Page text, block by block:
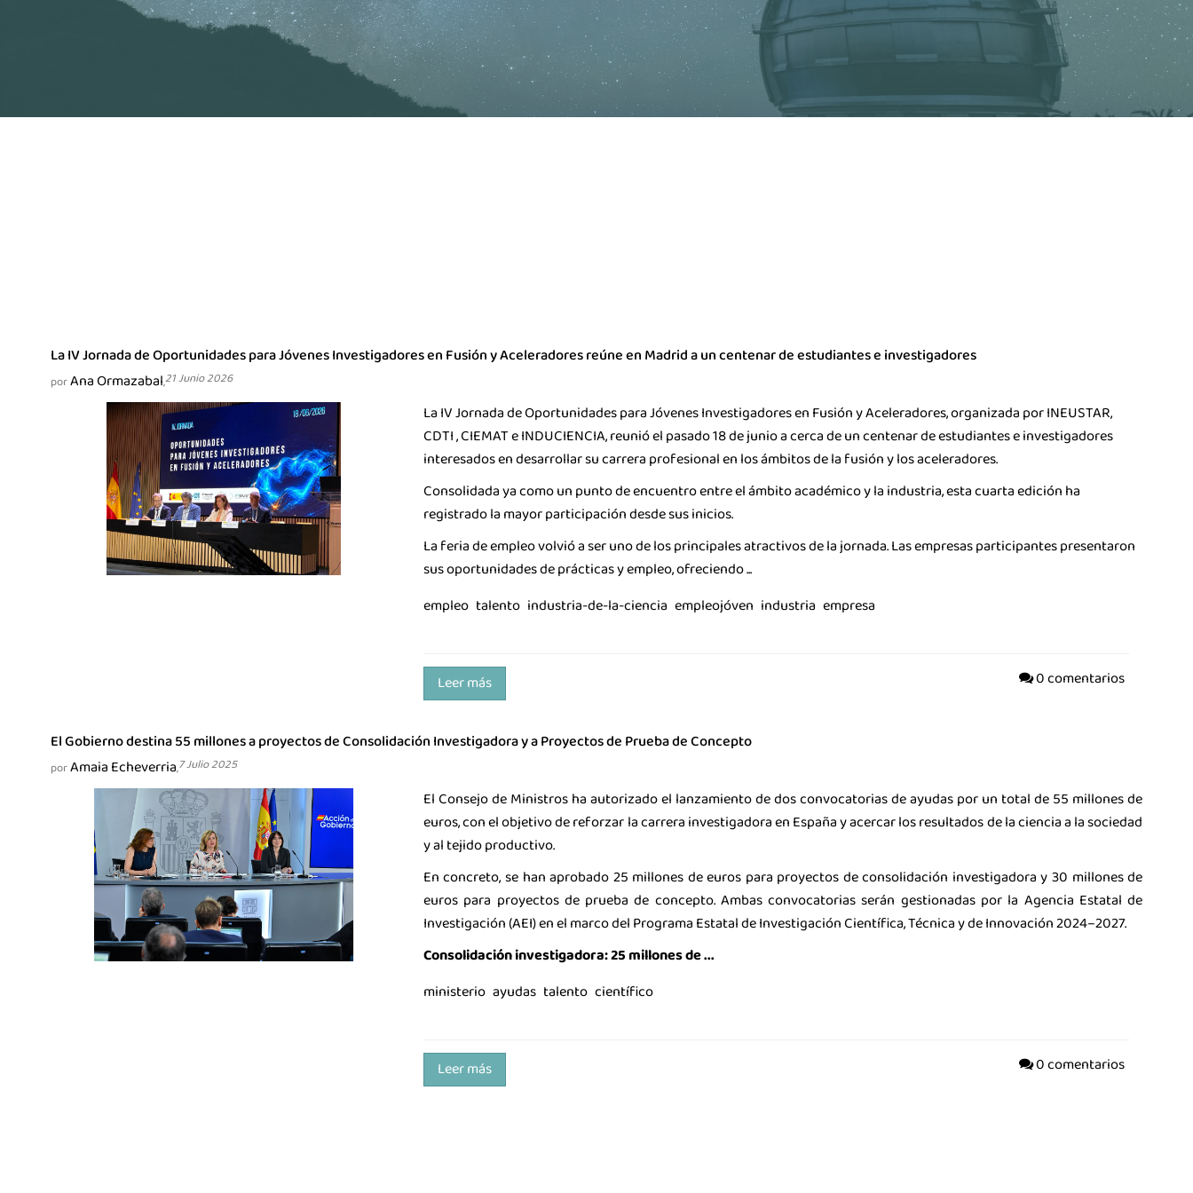
La Asociación
Noticias
La IV Jornada de Oportunidades para Jóvenes Investigadores en Fusión y Aceleradores reúne en Madrid a un centenar de estudiantes e investigadores
porAna Ormazabal,21 Junio 2026
La IV Jornada de Oportunidades para Jóvenes Investigadores en Fusión y Aceleradores, organizada por INEUSTAR,
CDTI , CIEMAT e INDUCIENCIA, reunió el pasado 18 de junio a cerca de un centenar de estudiantes e investigadores
interesados en desarrollar su carrera profesional en los ámbitos de la fusión y los aceleradores.
Consolidada ya como un punto de encuentro entre el ámbito académico y la industria, esta cuarta edición ha
registrado la mayor participación desde sus inicios.
La feria de empleo volvió a ser uno de los principales atractivos de la jornada. Las empresas participantes presentaron
sus oportunidades de prácticas y empleo, ofreciendo ...
empleo talento industria-de-la-ciencia empleojóven industria empresa
0 comentarios
Leer más
El Gobierno destina 55 millones a proyectos de Consolidación Investigadora y a Proyectos de Prueba de Concepto
porAmaia Echeverria,7 Julio 2025
El Consejo de Ministros ha autorizado el lanzamiento de dos convocatorias de ayudas por un total de 55 millones de
euros, con el objetivo de reforzar la carrera investigadora en España y acercar los resultados de la ciencia a la sociedad
y al tejido productivo.
En concreto, se han aprobado 25 millones de euros para proyectos de consolidación investigadora y 30 millones de
euros para proyectos de prueba de concepto. Ambas convocatorias serán gestionadas por la Agencia Estatal de
Investigación (AEI) en el marco del Programa Estatal de Investigación Científica, Técnica y de Innovación 2024–2027.
Consolidación investigadora: 25 millones de ...
ministerio ayudas talento científico
0 comentarios
Leer más